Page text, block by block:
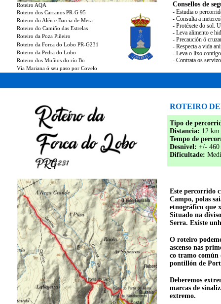
Roteiro AQA
Roteiro dos Carranos PR-G 95
Roteiro do Alén e Barcia de Mera
Roteiro do Camiño das Estrelas
Roteiro da Poza Piñeiro
Roteiro da Forca do Lobo PR-G231
Roteiro da Pedra do Lobo
Roteiro dos Muíños do río Bo
Vía Mariana ó seu paso por Covelo
Consellos de
- Estudia o
- Consulta a
- Protéxete do sol.
- Leva alimento e
- Precaución ó
- Respecta a vida
- Leva o lixo
- Contrata os
ROTEIRO
Tipo de
Distancia: 12
Tempo de
Desnivel:+/-
Dificultade:
Este percorrido
Campo, polas
etnográfico que
Situado na
Serra. Existe
O roteiro
ascenso nas
co tramo común
pontillón de
Deberemos
marcas de
extremo.